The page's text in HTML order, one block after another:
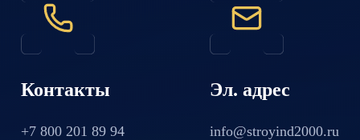
Контакты
+7 800 201 89 94
Эл. адрес
info@stroyind2000.ru